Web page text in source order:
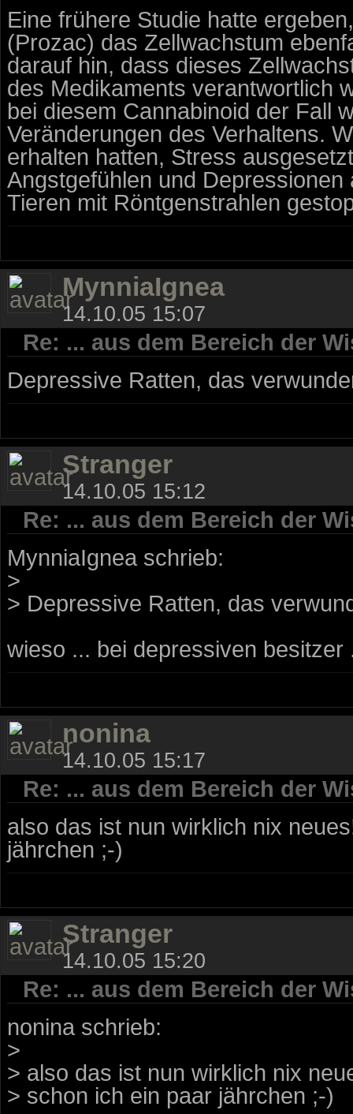
Eine frühere Studie hatte
(Prozac) das Zellwachstum
darauf hin, dass dieses
des Medikaments verantwortlich
bei diesem Cannabinoid der Fall
Veränderungen des Verhaltens.
erhalten hatten, Stress
Angstgefühlen und
Tieren mit Röntgenstrahlen
MynniaIgnea
14.10.05 15:07
Re: ... aus dem Bereich der
Depressive Ratten, das
Stranger
14.10.05 15:12
Re: ... aus dem Bereich der
MynniaIgnea schrieb:
>
> Depressive Ratten, das
wieso ... bei depressiven besitzer
nonina
14.10.05 15:17
Re: ... aus dem Bereich der
also das ist nun wirklich nix
jährchen ;-)
Stranger
14.10.05 15:20
Re: ... aus dem Bereich der
nonina schrieb:
>
> also das ist nun wirklich nix
> schon ich ein paar jährchen ;-)